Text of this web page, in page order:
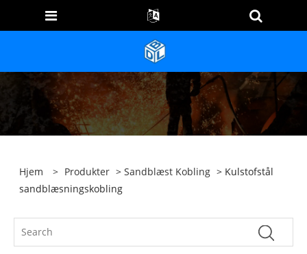
Hjem > Produkter >Sandblæst Kobling > Kulstofstål
sandblæsningskobling